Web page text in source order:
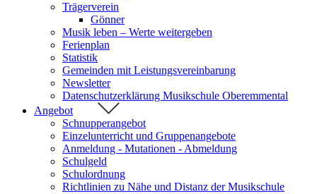
Trägerverein
Gönner
Musik leben – Werte weitergeben
Ferienplan
Statistik
Gemeinden mit Leistungsvereinbarung
Newsletter
Datenschutzerklärung Musikschule Oberemmental
Angebot
Schnupperangebot
Einzelunterricht und Gruppenangebote
Anmeldung - Mutationen - Abmeldung
Schulgeld
Schulordnung
Richtlinien zu Nähe und Distanz der Musikschule